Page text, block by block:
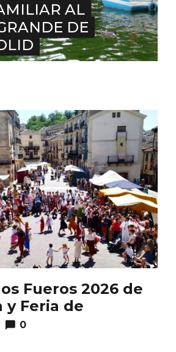
AL
DE
Fueros 2026 de
y Feria de
0
2026 de Sepúlveda